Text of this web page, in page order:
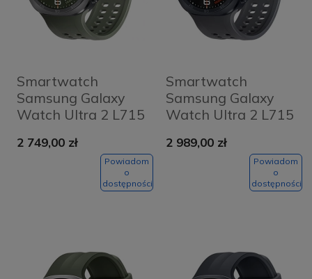
Smartwatch
Samsung Galaxy
Watch Ultra 2 L715
oliwkowy -
Titanium Silver-
2 749,00 zł
Powiadom
o
dostępności
Smartwatch
Samsung Galaxy
Watch Ultra 2 L715
czarny - Titanium
2 989,00 zł
Powiadom
o
dostępności